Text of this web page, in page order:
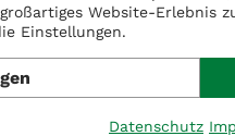
Website-Erlebnis
Einstellungen.
Datenschutz